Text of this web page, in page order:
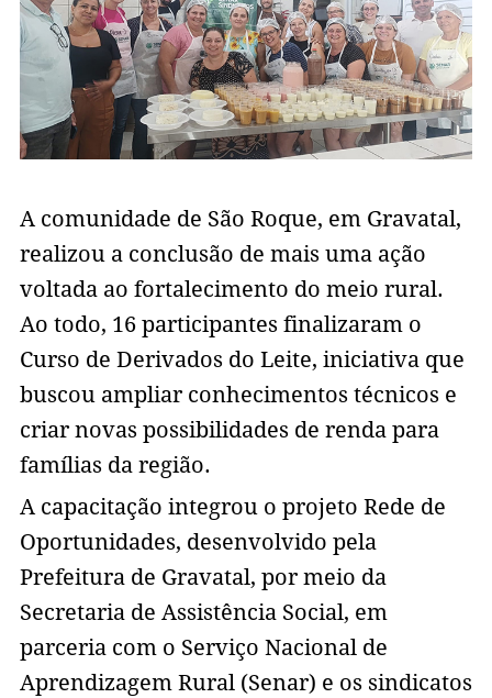
A comunidade de São Roque, em Gravatal,
realizou a conclusão de mais uma ação
voltada ao fortalecimento do meio rural.
Ao todo, 16 participantes finalizaram o
Curso de Derivados do Leite, iniciativa que
buscou ampliar conhecimentos técnicos e
criar novas possibilidades de renda para
famílias da região.
A capacitação integrou o projeto Rede de
Oportunidades, desenvolvido pela
Prefeitura de Gravatal, por meio da
Secretaria de Assistência Social, em
parceria com o Serviço Nacional de
Aprendizagem Rural (Senar) e os sindicatos